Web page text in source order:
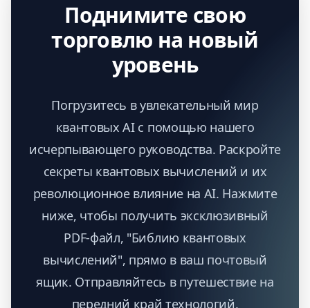
Поднимите свою
торговлю на новый
уровень
Погрузитесь в увлекательный мир
квантовых AI с помощью нашего
исчерпывающего руководства. Раскройте
секреты квантовых вычислений и их
революционное влияние на AI. Нажмите
ниже, чтобы получить эксклюзивный
PDF-файл, "Библию квантовых
вычислений", прямо в ваш почтовый
ящик. Отправляйтесь в путешествие на
передний край технологий.